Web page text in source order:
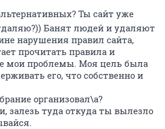
Ты сайт уже
Банят людей и удаляют
нарушения правил сайта,
прочитать правила и
мои проблемы. Моя цель была
его, что собственно и
организовал\а?
залезь туда откуда ты вылезло